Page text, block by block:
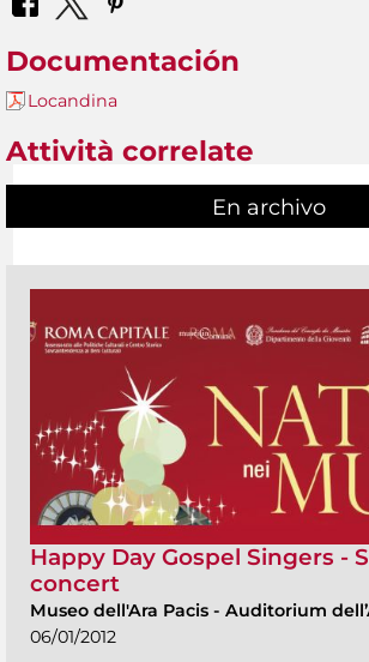
Documentación
Locandina
Attività correlate
En archivo
Happy Day Gospel Singers -
concert
Museo dell'Ara Pacis - Auditorium
06/01/2012